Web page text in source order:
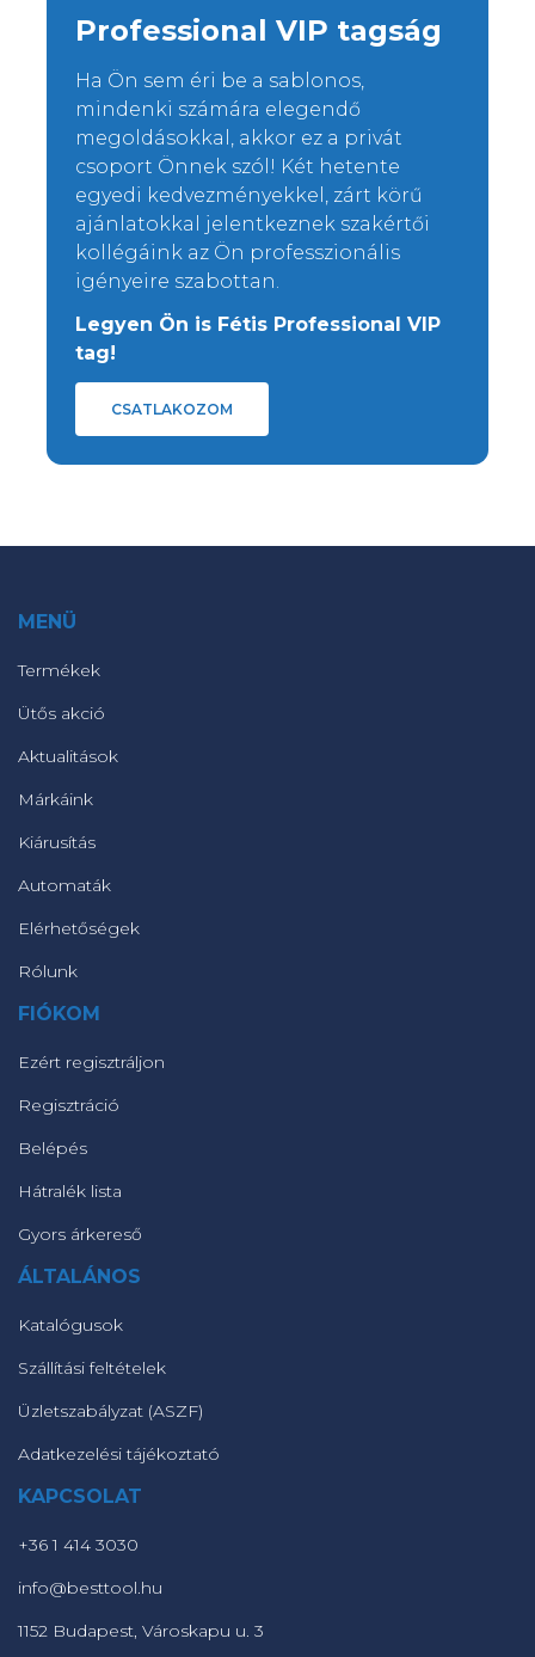
Professional VIP tagság
Ha Ön sem éri be a sablonos,
mindenki számára elegendő
megoldásokkal, akkor ez a privát
csoport Önnek szól! Két hetente
egyedi kedvezményekkel, zárt körű
ajánlatokkal jelentkeznek szakértői
kollégáink az Ön professzionális
igényeire szabottan.
Legyen Ön is Fétis Professional VIP
tag!
CSATLAKOZOM
MENÜ
Termékek
Ütős akció
Aktualitások
Márkáink
Kiárusítás
Automaták
Elérhetőségek
Rólunk
FIÓKOM
Ezért regisztráljon
Regisztráció
Belépés
Hátralék lista
Gyors árkereső
ÁLTALÁNOS
Katalógusok
Szállítási feltételek
Üzletszabályzat (ASZF)
Adatkezelési tájékoztató
KAPCSOLAT
+36 1 414 3030
info@besttool.hu
1152 Budapest, Városkapu u. 3